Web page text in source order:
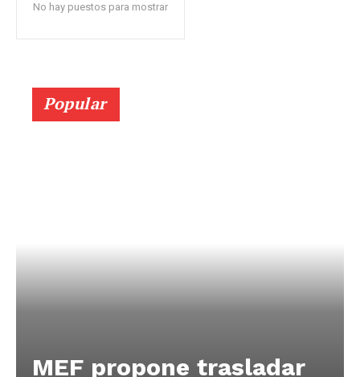
No hay puestos para mostrar
Popular
MEF propone trasladar